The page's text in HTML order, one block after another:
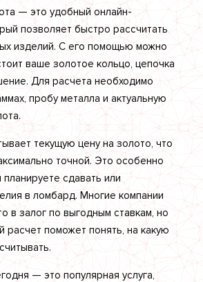
— это удобный онлайн-
позволяет быстро рассчитать
изделий. С его помощью можно
ваше золотое кольцо, цепочка
Для расчета необходимо
пробу металла и актуальную
текущую цену на золото, что
точной. Это особенно
сдавать или
в ломбард. Многие компании
в залог по выгодным ставкам, но
расчет поможет понять, на какую
— это популярная услуга,